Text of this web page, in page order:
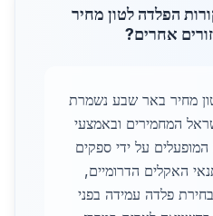
הפלדה לטון מחיר
אחרים?
מחיר באר שבע נשמרת
המחמירים ובאמצעי
על ידי ספקים
האקלים הדרומיים,
פלדה עמידה בפני